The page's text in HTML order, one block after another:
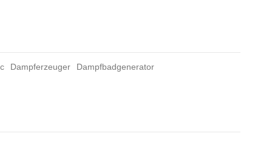
Dampferzeuger Dampfbadgenerator